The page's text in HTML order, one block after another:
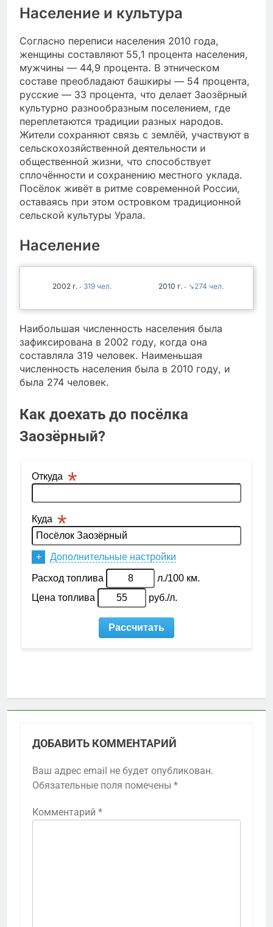
Население и культура
Согласно переписи населения 2010 года,
женщины составляют 55,1 процента населения,
мужчины — 44,9 процента. В этническом
составе преобладают башкиры — 54 процента,
русские — 33 процента, что делает Заозёрный
культурно разнообразным поселением, где
переплетаются традиции разных народов.
Жители сохраняют связь с землёй, участвуют в
сельскохозяйственной деятельности и
общественной жизни, что способствует
сплочённости и сохранению местного уклада.
Посёлок живёт в ритме современной России,
оставаясь при этом островком традиционной
сельской культуры Урала.
Население
2002 - 319 2010 - ↘274
Наибольшая численность населения была
зафиксирована в 2002 году, когда она
составляла 319 человек. Наименьшая
численность населения была в 2010 году, и
была 274 человек.
Как доехать до посёлка
Заозёрный?
ДОБАВИТЬ КОММЕНТАРИЙ
Ваш адрес email не будет опубликован.
Обязательные поля помечены *
Комментарий *